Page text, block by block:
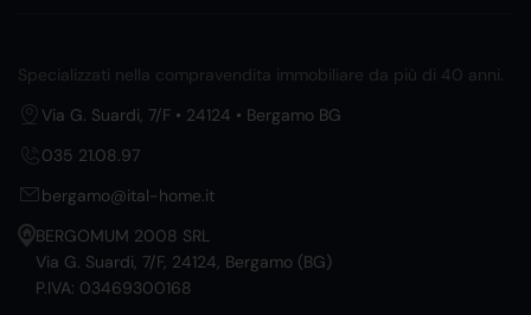
Specializzati nella compravendita immobiliare da più di 40 anni.
Via G. Suardi, 7/F • 24124 • Bergamo BG
035 21.08.97
bergamo@ital-home.it
BERGOMUM 2008 SRL
Via G. Suardi, 7/F, 24124, Bergamo (BG)
P.IVA: 03469300168